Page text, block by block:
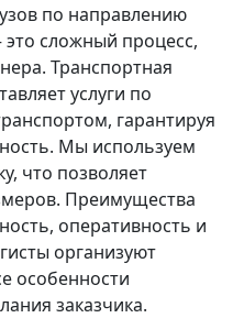
по направлению
сложный процесс,
Транспортная
услуги по
гарантируя
Мы используем
что позволяет
Преимущества
оперативность и
организуют
особенности
заказчика.